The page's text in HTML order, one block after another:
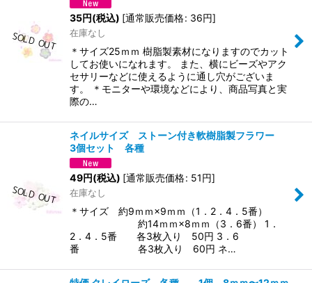
35円(税込) [通常販売価格: 36円]
在庫なし
＊サイズ25ｍｍ 樹脂製素材になりますのでカット
してお使いになれます。 また、横にビーズやアク
セサリーなどに使えるように通し穴がございま
す。 ＊モニターや環境などにより、商品写真と実
際の…
ネイルサイズ ストーン付き軟樹脂製フラワー
3個セット 各種
49円(税込) [通常販売価格: 51円]
在庫なし
＊サイズ 約9ｍｍ×9ｍｍ（1．2．4．5番）
約14ｍｍ×8ｍｍ（3．6番） 1．
2．4．5番 各3枚入り 50円 3．6
番 各3枚入り 60円 ネ…